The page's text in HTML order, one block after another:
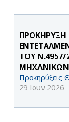
ΠΡΟΚΗΡΥΞΗ
ΤΟΥ
ΜΗΧΑΝΙΚΩΝ
Προκηρύξεις
29 Ιουν 2026